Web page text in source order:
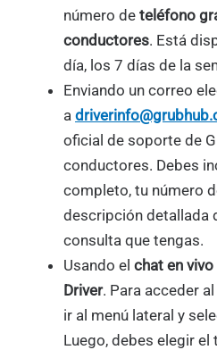
número de teléfono
conductores. Está
día, los 7 días de la
Enviando un correo
a
oficial de soporte de
conductores. Debes
completo, tu número
descripción detallada
consulta que tengas.
Usando el chat en
Driver. Para acceder
ir al menú lateral y
Luego, debes elegir